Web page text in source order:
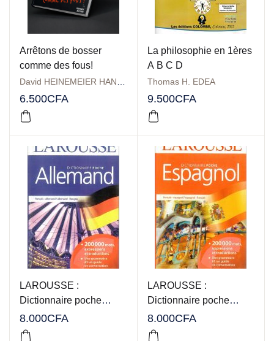
Arrêtons de bosser
comme des fous!
Jason FRIED
6.500CFA
La philosophie en 1ères
A B C D
Thomas H. EDEA
9.500CFA
LAROUSSE :
Dictionnaire poche
Allemand
8.000CFA
LAROUSSE :
Dictionnaire poche
Espagnol
8.000CFA